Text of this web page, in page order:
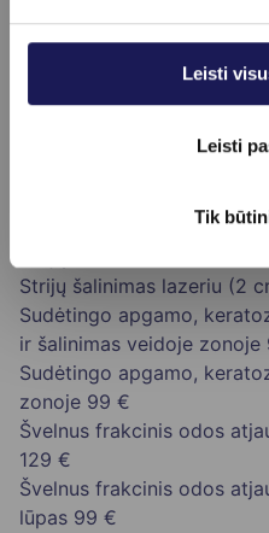
Leisti
Leisti
Tik
Rožinės gydymas smakro
Sėdmenų plaukų šalinimas
Skruostų plaukų šalinimas
Šlaunų plaukų šalinimas
Sprando plaukų šalinimas
Strijų šalinimas lazeriu (2
Sudėtingo apgamo,
ir šalinimas veidoje zonoje
Sudėtingo apgamo,
zonoje 99 €
Švelnus frakcinis odos
129 €
Švelnus frakcinis odos
lūpas 99 €